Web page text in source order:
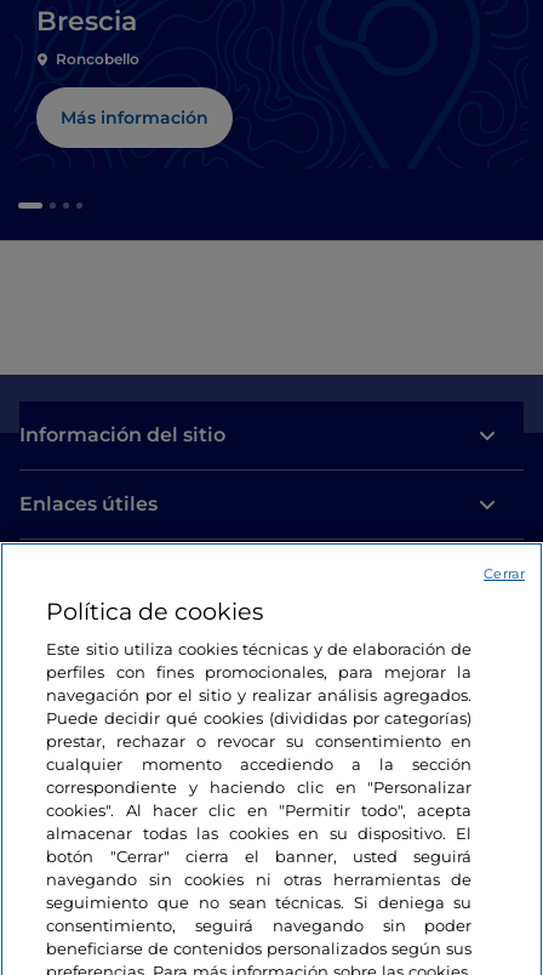
Brescia
Roncobello
Más información
Información del sitio
Enlaces útiles
Estamos en contacto
Política de cookies
Este sitio utiliza cookies técnicas y de elaboración de
perfiles con fines promocionales, para mejorar la
navegación por el sitio y realizar análisis agregados.
Puede decidir qué cookies (divididas por categorías)
prestar, rechazar o revocar su consentimiento en
cualquier momento accediendo a la sección
correspondiente y haciendo clic en "Personalizar
cookies". Al hacer clic en "Permitir todo", acepta
almacenar todas las cookies en su dispositivo. El
botón "Cerrar" cierra el banner, usted seguirá
navegando sin cookies ni otras herramientas de
seguimiento que no sean técnicas. Si deniega su
consentimiento, seguirá navegando sin poder
beneficiarse de contenidos personalizados según sus
Cerrar